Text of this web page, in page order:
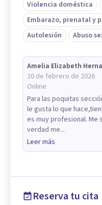
Violencia doméstica
Embarazo, prenatal y
Autolesión
Abuso
Amelia Elizabeth
20 de febrero de 2026
Online
Para las poquitas
le gusta lo que
es muy profesional. Me
verdad me...
Leer más
Reserva tu cita